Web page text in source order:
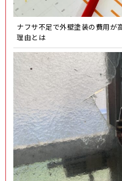
ナフサ不足で外壁塗装の費用が
理由とは